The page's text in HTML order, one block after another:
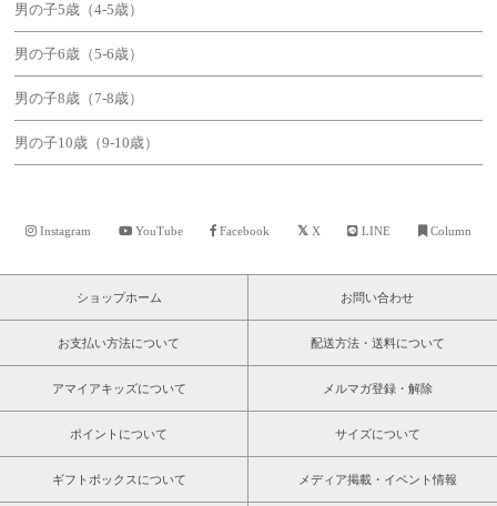
男の子5歳（4-5歳）
男の子6歳（5-6歳）
男の子8歳（7-8歳）
男の子10歳（9-10歳）
Instagram YouTube Facebook X LINE Column
ショップホーム お問い合わせ
お支払い方法について 配送方法・送料について
アマイアキッズについて メルマガ登録・解除
ポイントについて サイズについて
ギフトボックスについて メディア掲載・イベント情報